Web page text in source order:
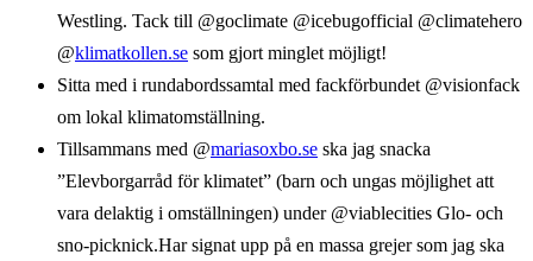
Westling. Tack till @goclimate @icebugofficial @climatehero
@klimatkollen.se som gjort minglet möjligt!
Sitta med i rundabordssamtal med fackförbundet @visionfack
om lokal klimatomställning.
Tillsammans med @mariasoxbo.se ska jag snacka
”Elevborgarråd för klimatet” (barn och ungas möjlighet att
vara delaktig i omställningen) under @viablecities Glo- och
sno-picknick.Har signat upp på en massa grejer som jag ska